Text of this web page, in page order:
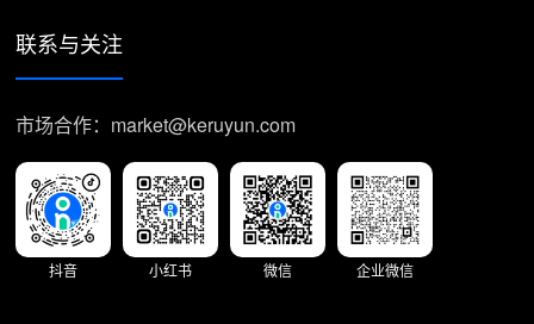
联系与关注
市场合作：market@keruyun.com
抖音 小红书 微信 企业微信